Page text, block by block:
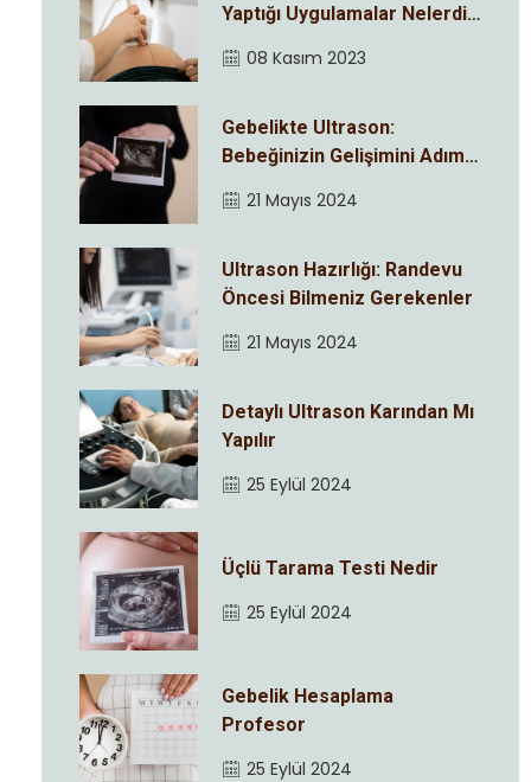
Yaptığı Uygulamalar Nelerdir
08 Kasım 2023
Gebelikte Ultrason:
Bebeğinizin Gelişimini Adım
21 Mayıs 2024
Ultrason Hazırlığı: Randevu
Öncesi Bilmeniz Gerekenler
21 Mayıs 2024
Detaylı Ultrason Karından Mı
Yapılır
25 Eylül 2024
Üçlü Tarama Testi Nedir
25 Eylül 2024
Gebelik Hesaplama
Profesor
25 Eylül 2024